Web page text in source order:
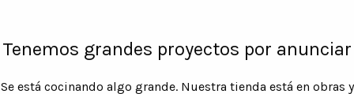
Tenemos grandes proyectos por anunciar
Se está cocinando algo grande. Nuestra tienda está en obras y